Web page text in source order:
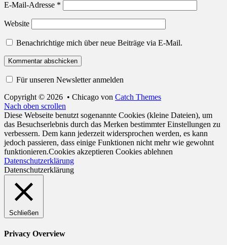
E-Mail-Adresse *
Website
Benachrichtige mich über neue Beiträge via E-Mail.
Für unseren Newsletter anmelden
Copyright © 2026 • Chicago von Catch Themes
Nach oben scrollen
Diese Webseite benutzt sogenannte Cookies (kleine Dateien), um
das Besuchserlebnis durch das Merken bestimmter Einstellungen zu
verbessern. Dem kann jederzeit widersprochen werden, es kann
jedoch passieren, dass einige Funktionen nicht mehr wie gewohnt
funktionieren.Cookies akzeptieren Cookies ablehnen
Datenschutzerklärung
Datenschutzerklärung
Schließen
Privacy Overview